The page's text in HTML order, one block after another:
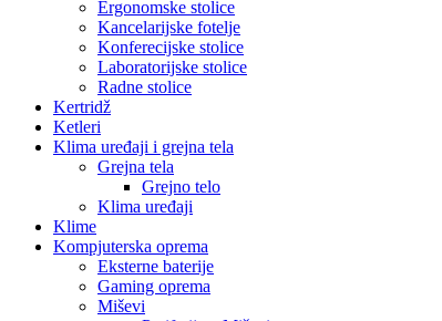
Ergonomske stolice
Kancelarijske fotelje
Konferecijske stolice
Laboratorijske stolice
Radne stolice
Kertridž
Ketleri
Klima uređaji i grejna tela
Grejna tela
Grejno telo
Klima uređaji
Klime
Kompjuterska oprema
Eksterne baterije
Gaming oprema
Miševi